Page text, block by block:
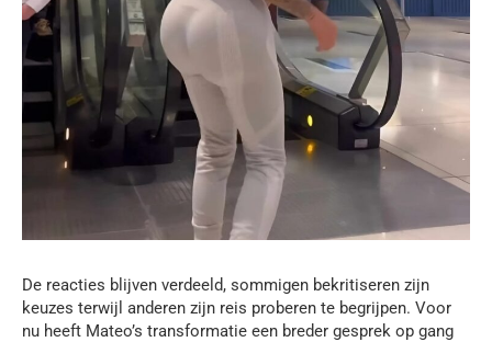
De reacties blijven verdeeld, sommigen bekritiseren zijn
keuzes terwijl anderen zijn reis proberen te begrijpen. Voor
nu heeft Mateo’s transformatie een breder gesprek op gang